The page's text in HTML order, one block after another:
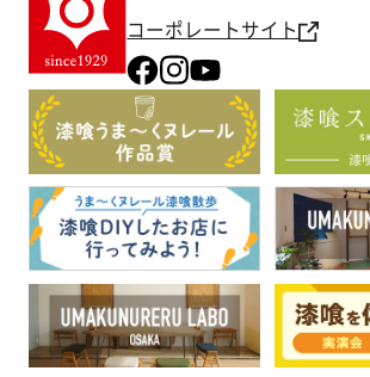
コーポレートサイト